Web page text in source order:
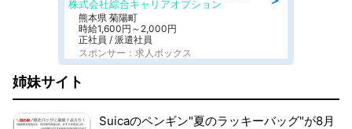
株式会社綜合キャリアオプション
熊本県 菊陽町
時給1,600円～2,000円
正社員 / 派遣社員
スポンサー：求人ボックス
姉妹サイト
Suicaのペンギン"夏のラッキーバッグ"が8月